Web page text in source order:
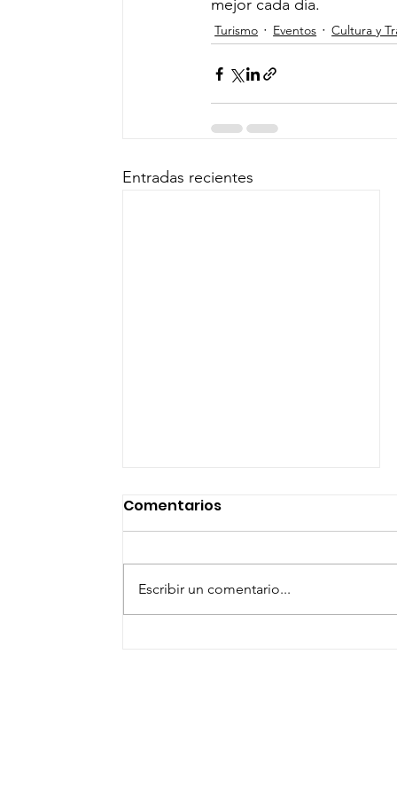
mejor cada día.
Turismo Eventos Cultura y
Entradas recientes
Comentarios
Escribir un comentario...